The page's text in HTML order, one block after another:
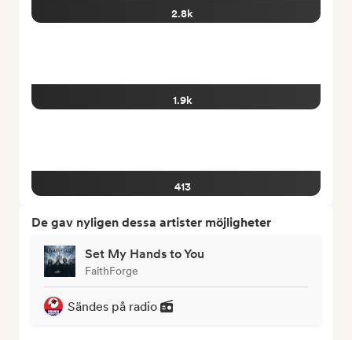
2.8k
1.9k
413
De gav nyligen dessa artister möjligheter
Set My Hands to You
FaithForge
Sändes på radio